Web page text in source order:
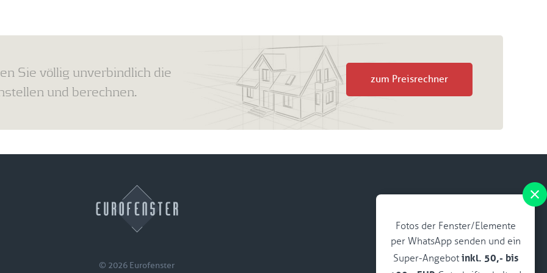
Fotos der Fenster/Elemente
per WhatsApp senden und ein
Super-Angebot inkl. 50,- bis
Sie völlig unverbindlich die
und berechnen.
zum Preisrechner
© 2026 Eurofenster